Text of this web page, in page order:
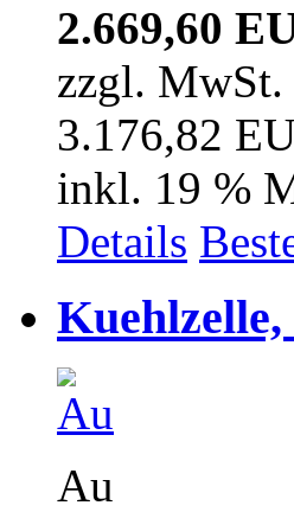
2.669,60
zzgl. MwSt.
3.176,82
inkl. 19 %
Details
Au